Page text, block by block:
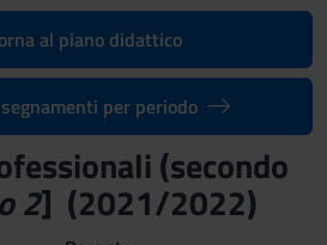
al piano didattico
per periodo
(secondo
2] (2021/2022)